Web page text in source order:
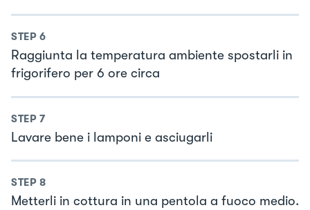
STEP 6
Raggiunta la temperatura ambiente spostarli in
frigorifero per 6 ore circa
STEP 7
Lavare bene i lamponi e asciugarli
STEP 8
Metterli in cottura in una pentola a fuoco medio.